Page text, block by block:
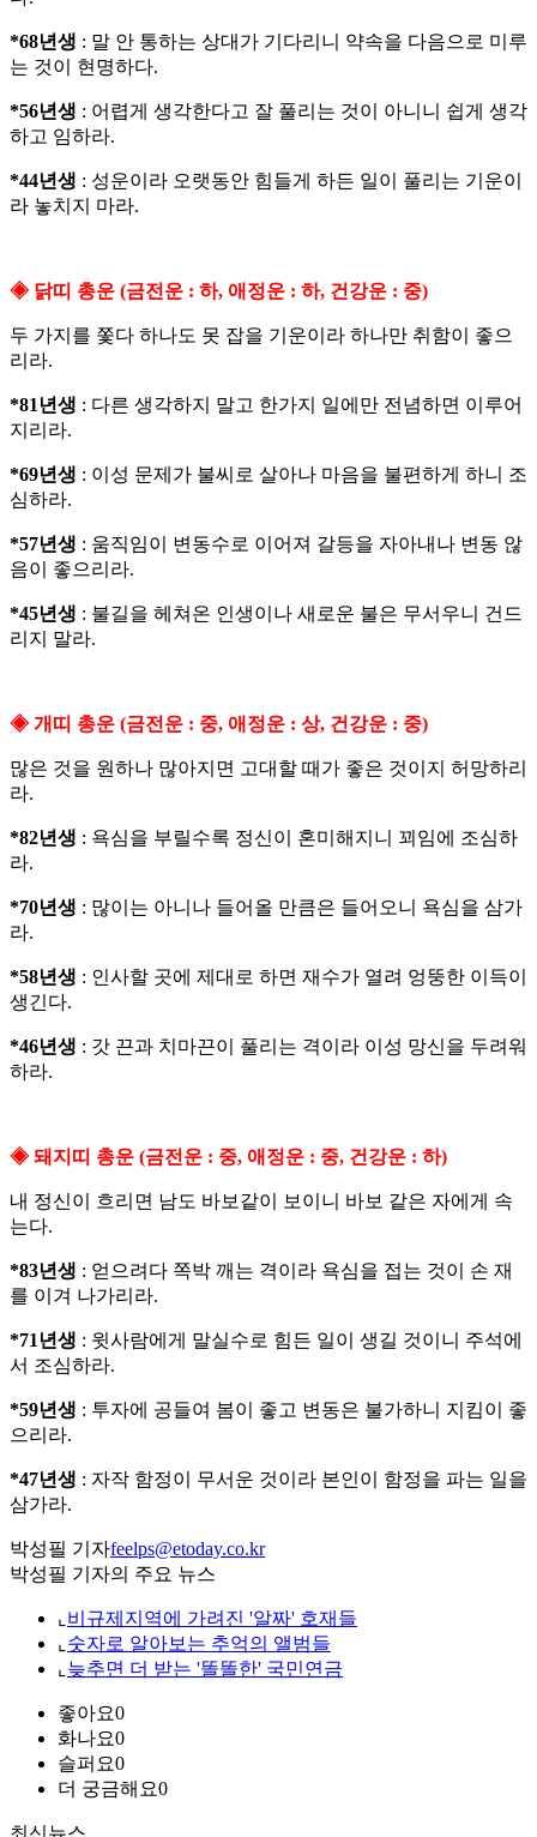
*68년생 : 말 안 통하는 상대가 기다리니 약속을 다음으로 미루
는 것이 현명하다.
*56년생 : 어렵게 생각한다고 잘 풀리는 것이 아니니 쉽게 생각
하고 임하라.
*44년생 : 성운이라 오랫동안 힘들게 하든 일이 풀리는 기운이
라 놓치지 마라.
◈ 닭띠 총운 (금전운 : 하, 애정운 : 하, 건강운 : 중)
두 가지를 쫓다 하나도 못 잡을 기운이라 하나만 취함이 좋으
리라.
*81년생 : 다른 생각하지 말고 한가지 일에만 전념하면 이루어
지리라.
*69년생 : 이성 문제가 불씨로 살아나 마음을 불편하게 하니 조
심하라.
*57년생 : 움직임이 변동수로 이어져 갈등을 자아내나 변동 않
음이 좋으리라.
*45년생 : 불길을 헤쳐온 인생이나 새로운 불은 무서우니 건드
리지 말라.
◈ 개띠 총운 (금전운 : 중, 애정운 : 상, 건강운 : 중)
많은 것을 원하나 많아지면 고대할 때가 좋은 것이지 허망하리
라.
*82년생 : 욕심을 부릴수록 정신이 혼미해지니 꾀임에 조심하
라.
*70년생 : 많이는 아니나 들어올 만큼은 들어오니 욕심을 삼가
라.
*58년생 : 인사할 곳에 제대로 하면 재수가 열려 엉뚱한 이득이
생긴다.
*46년생 : 갓 끈과 치마끈이 풀리는 격이라 이성 망신을 두려워
하라.
◈ 돼지띠 총운 (금전운 : 중, 애정운 : 중, 건강운 : 하)
내 정신이 흐리면 남도 바보같이 보이니 바보 같은 자에게 속
는다.
*83년생 : 얻으려다 쪽박 깨는 격이라 욕심을 접는 것이 손 재
를 이겨 나가리라.
*71년생 : 윗사람에게 말실수로 힘든 일이 생길 것이니 주석에
서 조심하라.
*59년생 : 투자에 공들여 봄이 좋고 변동은 불가하니 지킴이 좋
으리라.
*47년생 : 자작 함정이 무서운 것이라 본인이 함정을 파는 일을
삼가라.
박성필 기자feelps@etoday.co.kr
박성필 기자의 주요 뉴스
⌞ 비규제지역에 가려진 '알짜' 호재들
⌞ 숫자로 알아보는 추억의 앨범들
⌞ 늦추면 더 받는 '똘똘한' 국민연금
좋아요0
화나요0
슬퍼요0
더 궁금해요0